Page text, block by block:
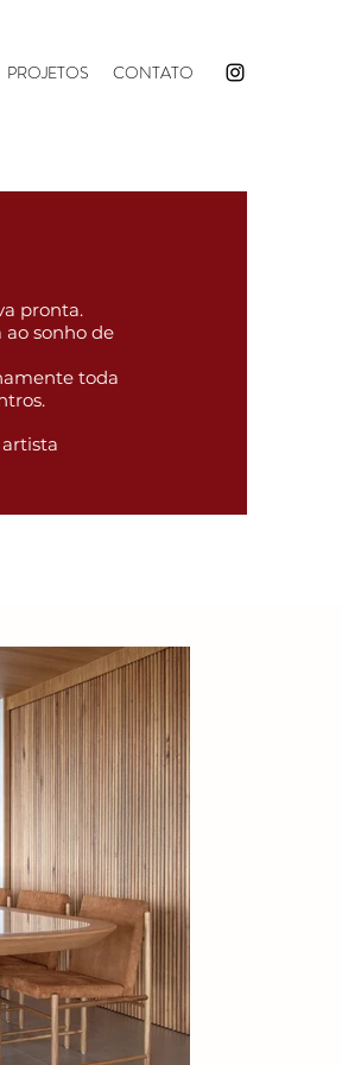
PROJETOS CONTATO
pronta.
sonho de
toda